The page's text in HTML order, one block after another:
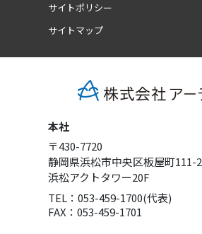
サイトポリシー
サイトマップ
本社
〒430-7720
静岡県浜松市中央区板屋町111-2
浜松アクトタワー20F
TEL：053-459-1700(代表)
FAX：053-459-1701